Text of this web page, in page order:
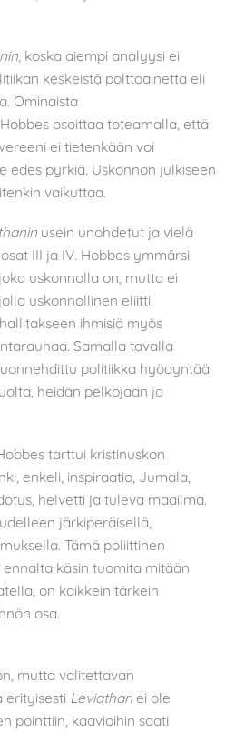
, koska aiempi analyysi ei
keskeistä polttoainetta eli
Ominaista
osoittaa toteamalla, että
ei tietenkään voi
edes pyrkiä. Uskonnon julkiseen
vaikuttaa.
usein unohdetut ja vielä
III ja IV. Hobbes ymmärsi
uskonnolla on, mutta ei
uskonnollinen eliitti
ihmisiä myös
Samalla tavalla
politiikka hyödyntää
heidän pelkojaan ja
tarttui kristinuskon
enkeli, inspiraatio, Jumala,
helvetti ja tuleva maailma.
järkiperäisellä,
Tämä poliittinen
käsin tuomita mitään
on kaikkein tärkein
osa.
mutta valitettavan
erityisesti Leviathan ei ole
pointtiin, kaavioihin saati